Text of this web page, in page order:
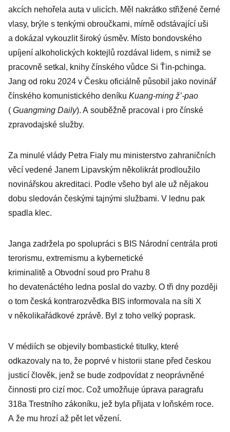
akcích nehořela auta v ulicích. Měl nakrátko střižené černé
vlasy, brýle s tenkými obroučkami, mírně odstávající uši
a dokázal vykouzlit široký úsměv. Místo bondovského
upíjení alkoholických koktejlů rozdával lidem, s nimiž se
pracovně setkal, knihy čínského vůdce Si Ťin-pchinga.
Jang od roku 2024 v Česku oficiálně působil jako novinář
čínského komunistického deníku Kuang-ming ž’-pao
( Guangming Daily). A souběžně pracoval i pro čínské
zpravodajské služby.
Za minulé vlády Petra Fialy mu ministerstvo zahraničních
věcí vedené Janem Lipavským několikrát prodloužilo
novinářskou akreditaci. Podle všeho byl ale už nějakou
dobu sledován českými tajnými službami. V lednu pak
spadla klec.
Janga zadržela po spolupráci s BIS Národní centrála proti
terorismu, extremismu a kybernetické
kriminalitě a Obvodní soud pro Prahu 8
ho devatenáctého ledna poslal do vazby. O tři dny později
o tom česká kontrarozvědka BIS informovala na síti X
v několikařádkové zprávě. Byl z toho velký poprask.
V médiích se objevily bombastické titulky, které
odkazovaly na to, že poprvé v historii stane před českou
justicí člověk, jenž se bude zodpovídat z neoprávněné
činnosti pro cizí moc. Což umožňuje úprava paragrafu
318a Trestního zákoníku, jež byla přijata v loňském roce.
A že mu hrozí až pět let vězení.